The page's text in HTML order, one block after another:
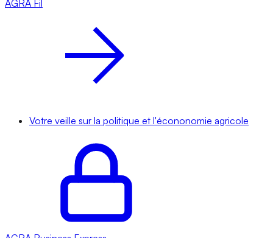
AGRA Fil
Votre veille sur la politique et l'écononomie agricole